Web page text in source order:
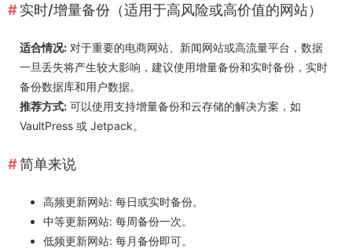
实时/增量备份（适用于高风险或高价值的网站）
适合情况: 对于重要的电商网站、新闻网站或高流量平台，数据
一旦丢失将产生较大影响，建议使用增量备份和实时备份，实时
备份数据库和用户数据。
推荐方式: 可以使用支持增量备份和云存储的解决方案，如
VaultPress 或 Jetpack。
简单来说
高频更新网站: 每日或实时备份。
中等更新网站: 每周备份一次。
低频更新网站: 每月备份即可。